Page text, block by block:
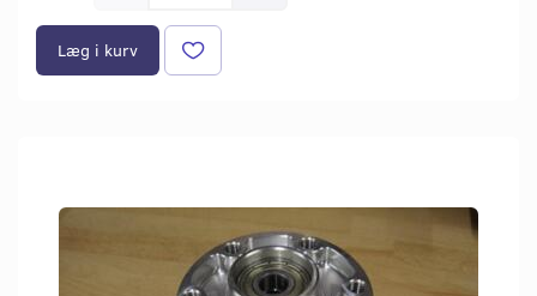
Læg i kurv